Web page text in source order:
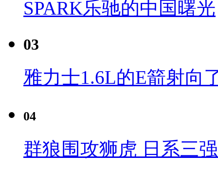
SPARK乐驰的中国曙光
03
雅力士1.6L的E箭射向
04
群狼围攻狮虎 日系三